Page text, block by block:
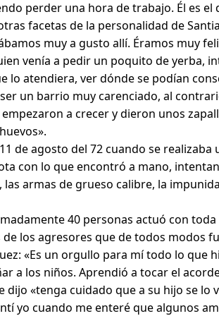
perder una hora de trabajo. Él es
facetas de la personalidad de
muy a gusto allí. Éramos muy
venía a pedir un poquito de yerba,
lo atendiera, ver dónde se podían
un barrio muy carenciado, al
empezaron a crecer y dieron unos
de agosto del 72 cuando se
con lo que encontró a mano,
armas de grueso calibre, la
40 personas actuó con
de los agresores que de todos
«Es un orgullo para mí todo lo
a los niños. Aprendió a tocar el
«tenga cuidado que a su hijo se lo
yo cuando me enteré que algunos